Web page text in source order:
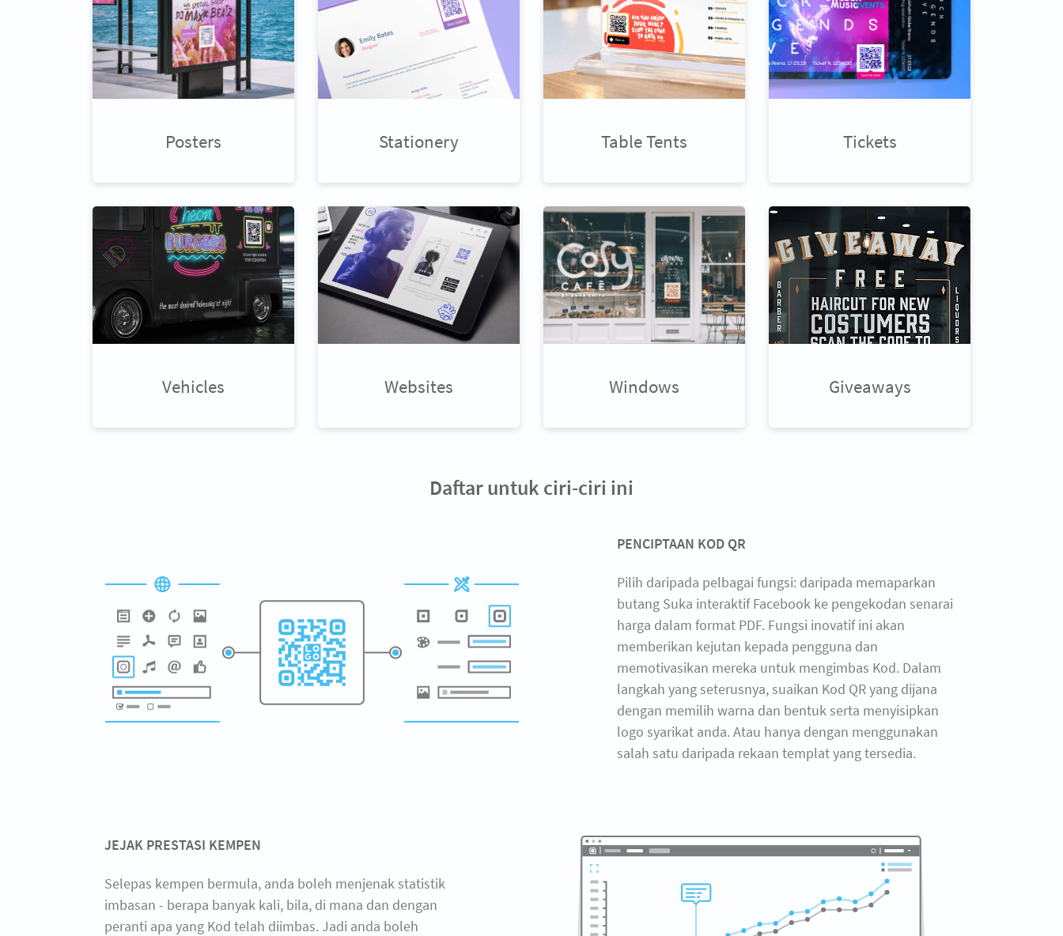
Posters Stationery Table Tents Tickets
Vehicles Websites Windows Giveaways
Daftar untuk ciri-ciri ini
PENCIPTAAN KOD QR
Pilih daripada pelbagai fungsi: daripada memaparkan
butang Suka interaktif Facebook ke pengekodan senarai
harga dalam format PDF. Fungsi inovatif ini akan
memberikan kejutan kepada pengguna dan
memotivasikan mereka untuk mengimbas Kod. Dalam
langkah yang seterusnya, suaikan Kod QR yang dijana
dengan memilih warna dan bentuk serta menyisipkan
logo syarikat anda. Atau hanya dengan menggunakan
salah satu daripada rekaan templat yang tersedia.
JEJAK PRESTASI KEMPEN
Selepas kempen bermula, anda boleh menjenak statistik
imbasan - berapa banyak kali, bila, di mana dan dengan
peranti apa yang Kod telah diimbas. Jadi anda boleh